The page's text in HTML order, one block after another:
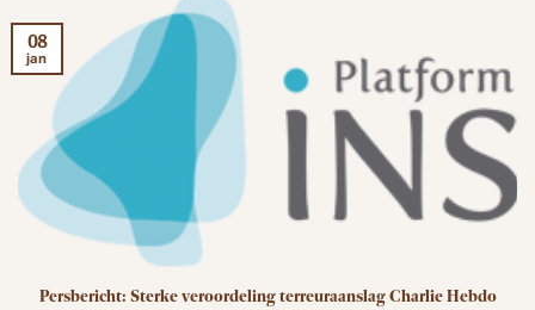
Persbericht: Sterke veroordeling terreuraanslag Charlie Hebdo
08
jan